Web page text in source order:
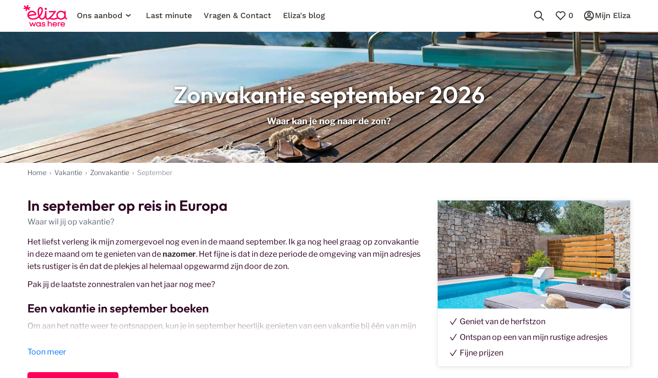
Ons aanbod
Last minute Vragen & Contact Eliza's blog 0 Mijn Eliza
Zonvakantie september 2026
Waar kan je nog naar de zon?
Home Vakantie Zonvakantie September
In september op reis in Europa
Waar wil jij op vakantie?
Het liefst verleng ik mijn zomergevoel nog even in de maand september. Ik ga nog heel graag op zonvakantie
in deze maand om te genieten van denazomer. Het fijne is dat in deze periode de omgeving van mijn adresjes
iets rustiger is én dat de plekjes al helemaal opgewarmd zijn door de zon.
Pak jij de laatste zonnestralen van het jaar nog mee?
Een vakantie in september boeken
Om aan het natte weer te ontsnappen, kun je in september heerlijk genieten van een vakantie bij één van mijn
Toon meer
Geniet van de herfstzon
Ontspan op een van mijn rustige adresjes
Fijne prijzen